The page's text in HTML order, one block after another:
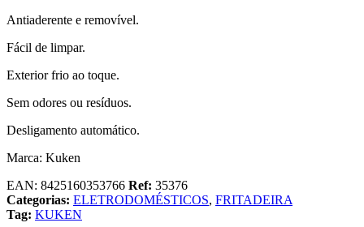
Antiaderente e removível.
Fácil de limpar.
Exterior frio ao toque.
Sem odores ou resíduos.
Desligamento automático.
Marca: Kuken
EAN: 8425160353766 Ref: 35376
Categorias: ELETRODOMÉSTICOS, FRITADEIRA
Tag: KUKEN